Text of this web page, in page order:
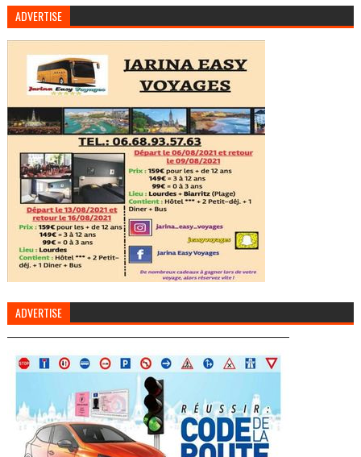
ADVERTISE
ADVERTISE